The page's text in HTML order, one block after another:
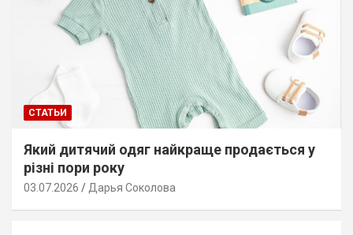
СТАТЬИ
Який дитячий одяг найкраще продається у
різні пори року
03.07.2026 Дарья Соколова